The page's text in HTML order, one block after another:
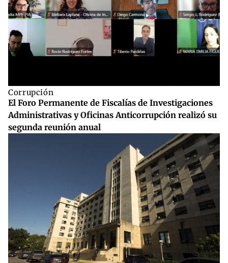
Corrupción
El Foro Permanente de Fiscalías de Investigaciones
Administrativas y Oficinas Anticorrupción realizó su
segunda reunión anual